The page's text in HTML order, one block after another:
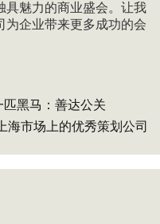
具魅力的商业盛会。让我
为企业带来更多成功的会
黑马：善达公关
海市场上的优秀策划公司